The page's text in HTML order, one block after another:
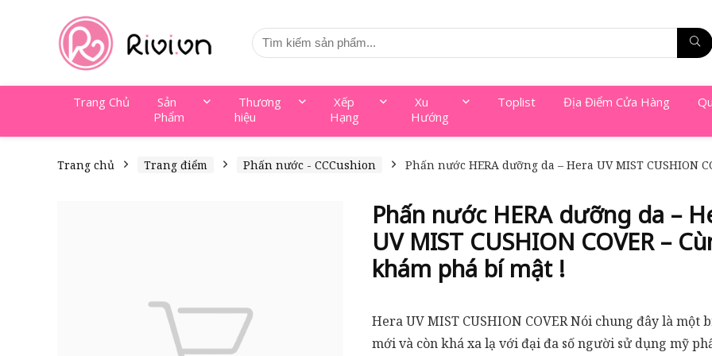
Trang Chủ
Sản
Phẩm
Thương
hiệu
Xếp
Hạng
Xu
Hướng
Toplist Địa Điểm Cửa Hàng
Trang chủ Trang điểm Phấn nước - CCCushion Phấn nước HERA dưỡng da – Hera UV MIST CUSHION
Phấn nước HERA dưỡng da –
UV MIST CUSHION COVER –
khám phá bí mật !
Hera UV MIST CUSHION COVER Nói chung đây là một
mới và còn khá xa lạ với đại đa số người sử dụng mỹ